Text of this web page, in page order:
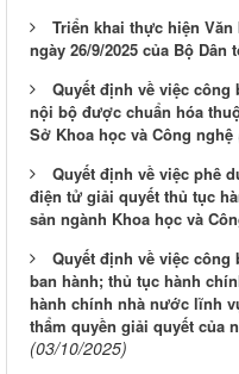
Triển khai thực hiện Văn
ngày 26/9/2025 của Bộ Dân
Quyết định về việc công
nội bộ được chuẩn hóa
Sở Khoa học và Công nghệ
Quyết định về việc phê
điện tử giải quyết thủ tục
sản ngành Khoa học và
Quyết định về việc
ban hành; thủ tục hành
hành chính nhà nước lĩnh
thẩm quyền giải quyết của
(03/10/2025)